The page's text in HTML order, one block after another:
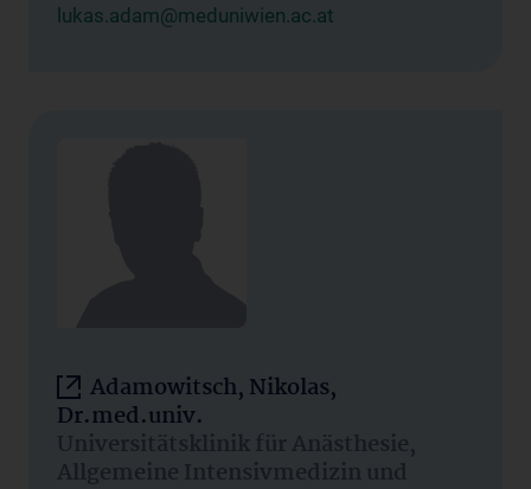
lukas.adam@meduniwien.ac.at
Adamowitsch, Nikolas,
Dr.med.univ.
Universitätsklinik für Anästhesie,
Allgemeine Intensivmedizin und